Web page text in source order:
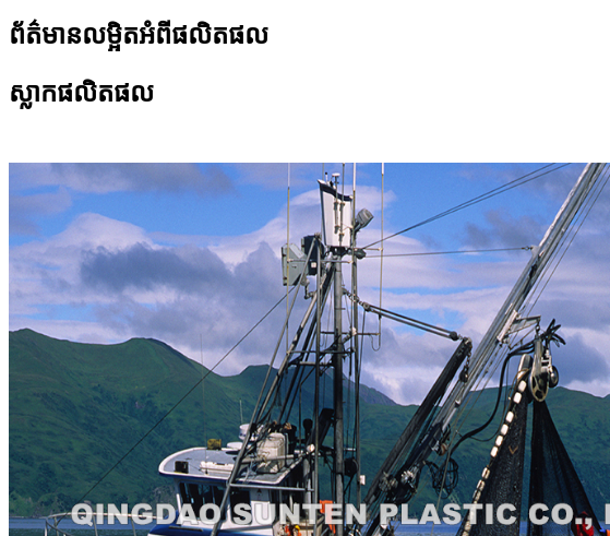
ព័ត៌មានលម្អិតអំពីផលិតផល
ស្លាកផលិតផល